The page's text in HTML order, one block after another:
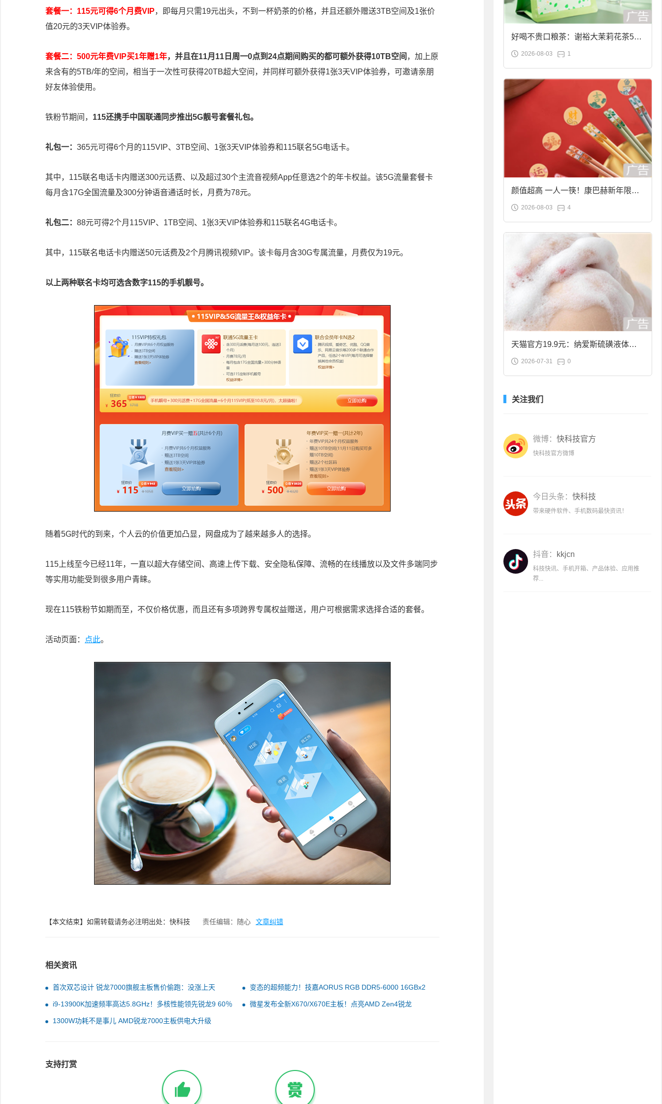
套餐一：115元可得6个月费VIP，即每月只需19元出头，不到一杯奶茶的价格，并且还额外赠送3TB空间及1张价
值20元的3天VIP体验券。
套餐二：500元年费VIP买1年赠1年，并且在11月11日周一0点到24点期间购买的都可额外获得10TB空间 ，加上原
来含有的5TB/年的空间，相当于一次性可获得20TB超大空间，并同样可额外获得1张3天VIP体验券，可邀请亲朋
好友体验使用。
铁粉节期间， 115还携手中国联通同步推出5G靓号套餐礼包。
礼包一： 365元可得6个月的115VIP、3TB空间、1张3天VIP体验券和115联名5G电话卡。
其中，115联名电话卡内赠送300元话费、以及超过30个主流音视频App任意选2个的年卡权益。该5G流量套餐卡
每月含17G全国流量及300分钟语音通话时长，月费为78元。
礼包二： 88元可得2个月115VIP、1TB空间、1张3天VIP体验券和115联名4G电话卡。
其中，115联名电话卡内赠送50元话费及2个月腾讯视频VIP。该卡每月含30G专属流量，月费仅为19元。
以上两种联名卡均可选含数字115的手机靓号。
随着5G时代的到来，个人云的价值更加凸显，网盘成为了越来越多人的选择。
115上线至今已经11年，一直以超大存储空间、高速上传下载、安全隐私保障、流畅的在线播放以及文件多端同步
等实用功能受到很多用户青睐。
现在115铁粉节如期而至，不仅价格优惠，而且还有多项跨界专属权益赠送，用户可根据需求选择合适的套餐。
活动页面： 点此。
【本文结束】如需转载请务必注明出处：快科技 责任编辑：随心 文章纠错
相关资讯
首次双芯设计 锐龙7000旗舰主板售价偷跑：没涨上天
变态的超频能力！技嘉AORUS RGB DDR5-6000 16GBx2
内存套装评测：6800MHz下全面碾压DDR4
i9-13900K加速频率高达5.8GHz！多核性能领先锐龙9 60％
微星发布全新X670/X670E主板！点亮AMD Zen4锐龙
1300W功耗不是事儿 AMD锐龙7000主板供电大升级
支持打赏
好喝不贵口粮茶：谢裕大茉莉花茶50g
袋装9.9元到手
2026-08-03 1
颜值超高 一人一筷！康巴赫新年限定
合金筷子大促：19.9元
2026-08-03 4
天猫官方19.9元：纳爱斯硫磺液体香
皂2斤大促
2026-07-31 0
关注我们
微博： 快科技官方
快科技官方微博
今日头条： 快科技
带来硬件软件、手机数码最快资讯！
抖音： kkjcn
科技快讯、手机开箱、产品体验、应用推
荐...